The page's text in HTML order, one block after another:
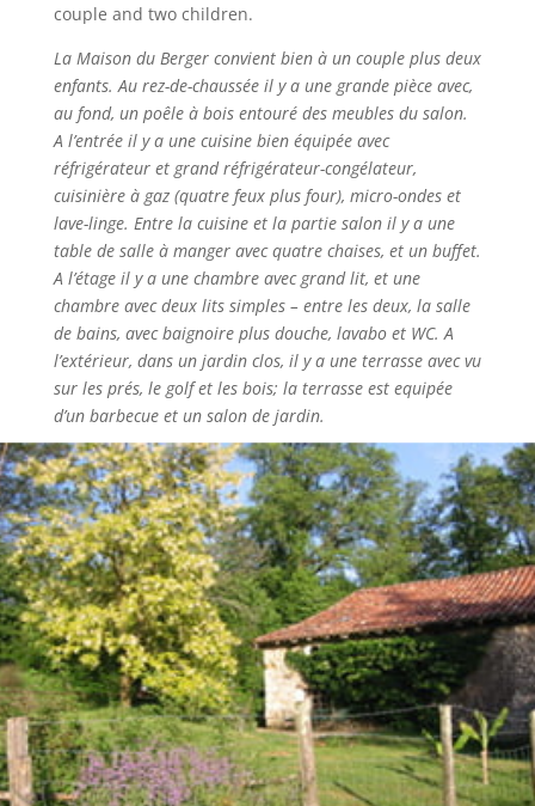
couple and two children.
La Maison du Berger convient bien à un couple plus deux
enfants. Au rez-de-chaussée il y a une grande pièce avec,
au fond, un poêle à bois entouré des meubles du salon.
A l’entrée il y a une cuisine bien équipée avec
réfrigérateur et grand réfrigérateur-congélateur,
cuisinière à gaz (quatre feux plus four), micro-ondes et
lave-linge. Entre la cuisine et la partie salon il y a une
table de salle à manger avec quatre chaises, et un buffet.
A l’étage il y a une chambre avec grand lit, et une
chambre avec deux lits simples – entre les deux, la salle
de bains, avec baignoire plus douche, lavabo et WC. A
l’extérieur, dans un jardin clos, il y a une terrasse avec vu
sur les prés, le golf et les bois; la terrasse est equipée
d’un barbecue et un salon de jardin.